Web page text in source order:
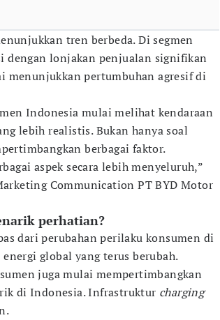
tren berbeda. Di segmen
dengan lonjakan penjualan signifikan
menunjukkan pertumbuhan agresif di
Indonesia mulai melihat kendaraan
lebih realistis. Bukan hanya soal
berbagai faktor.
aspek secara lebih menyeluruh,”
Communication PT BYD Motor
perhatian?
dari perubahan perilaku konsumen di
global yang terus berubah.
juga mulai mempertimbangkan
di Indonesia. Infrastruktur charging